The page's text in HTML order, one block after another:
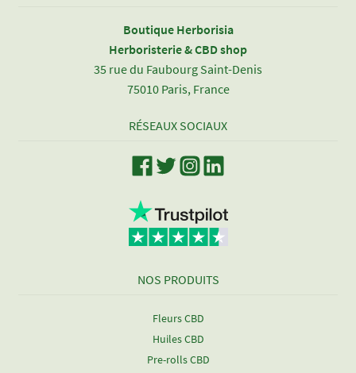
Boutique Herborisia
Herboristerie & CBD shop
35 rue du Faubourg Saint-Denis
75010 Paris, France
RÉSEAUX SOCIAUX
NOS PRODUITS
Fleurs CBD
Huiles CBD
Pre-rolls CBD